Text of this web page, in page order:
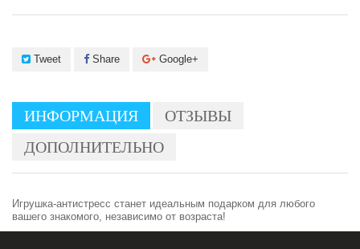
Tweet Share Google+
ИНФОРМАЦИЯ
ОТЗЫВЫ
ДОПОЛНИТЕЛЬНО
Игрушка-антистресс станет идеальным подарком для любого
вашего знакомого, независимо от возраста!